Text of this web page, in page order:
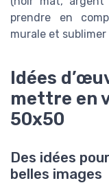
prendre en
murale et
Idées
mettre en
50x50
Des idées
belles images